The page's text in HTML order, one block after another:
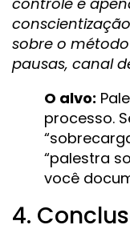
sobre o
pausas, canal
O alvo:
processo.
“palestra
você
4.